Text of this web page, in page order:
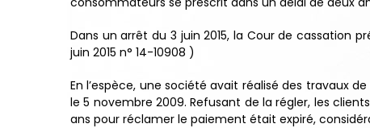
Dans un arrêt du 3 juin 2015, la Cour de cassation
juin 2015 n° 14-10908 )
En l’espèce, une société avait réalisé des travaux
le 5 novembre 2009. Refusant de la régler, les
ans pour réclamer le paiement était expiré,